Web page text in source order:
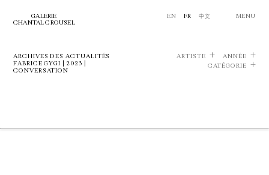
GALERIE
CHANTAL CROUSEL
EN FR 中文 MENU
ARCHIVES DES ACTUALITÉS
FABRICE GYGI | 2023 |
CONVERSATION
ARTISTE
ANNÉE
CATÉGORIE